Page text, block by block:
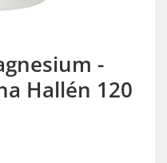
-
Hallén 120